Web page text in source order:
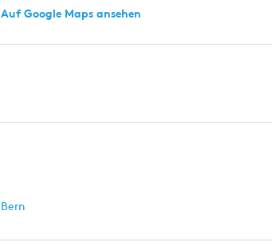
Auf Google Maps ansehen
Bern